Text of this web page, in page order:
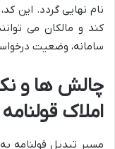
نام نهایی گردد. این
کند و مالکان می
سامانه، وضعیت
چالش ها و
املاک
مسیر تبدیل قولنامه